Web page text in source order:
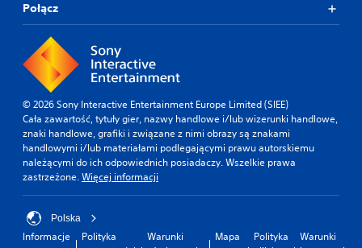
Połącz
© 2026 Sony Interactive Entertainment Europe Limited (SIEE)
Cała zawartość, tytuły gier, nazwy handlowe i/lub wizerunki handlowe,
znaki handlowe, grafiki i związane z nimi obrazy są znakami
handlowymi i/lub materiałami podlegającymi prawu autorskiemu
należącymi do ich odpowiednich posiadaczy. Wszelkie prawa
zastrzeżone.Więcej informacji
Polska
Informacje
Polityka
Warunki
Mapa
Polityka
Warunki